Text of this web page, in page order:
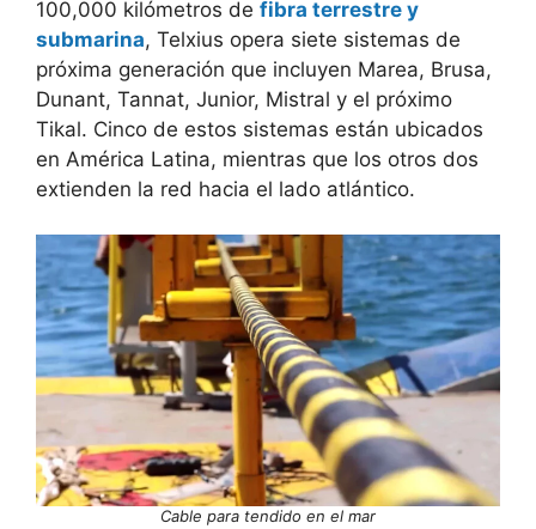
100,000 kilómetros de fibra terrestre y
submarina, Telxius opera siete sistemas de
próxima generación que incluyen Marea, Brusa,
Dunant, Tannat, Junior, Mistral y el próximo
Tikal. Cinco de estos sistemas están ubicados
en América Latina, mientras que los otros dos
extienden la red hacia el lado atlántico.
Cable para tendido en el mar